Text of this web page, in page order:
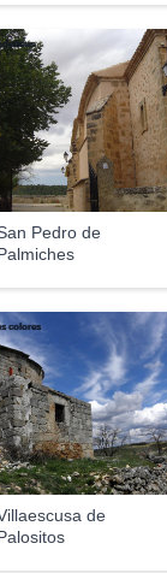
Pedro de
de
colores